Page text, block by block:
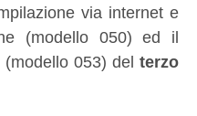
via internet e
(modello 050) ed il
053) del terzo